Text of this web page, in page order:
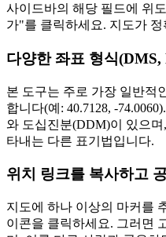
사이드바의 해당 필드에 위
가"를 클릭하세요. 지도가
다양한 좌표 형식
본 도구는 주로 가장 일반적
합니다(예: 40.7128, -
와 도십진분(DDM)이 있으
타내는 다른 표기법입니다.
위치 링크를 복사하고
지도에 하나 이상의 마커를
이콘을 클릭하세요. 그러면